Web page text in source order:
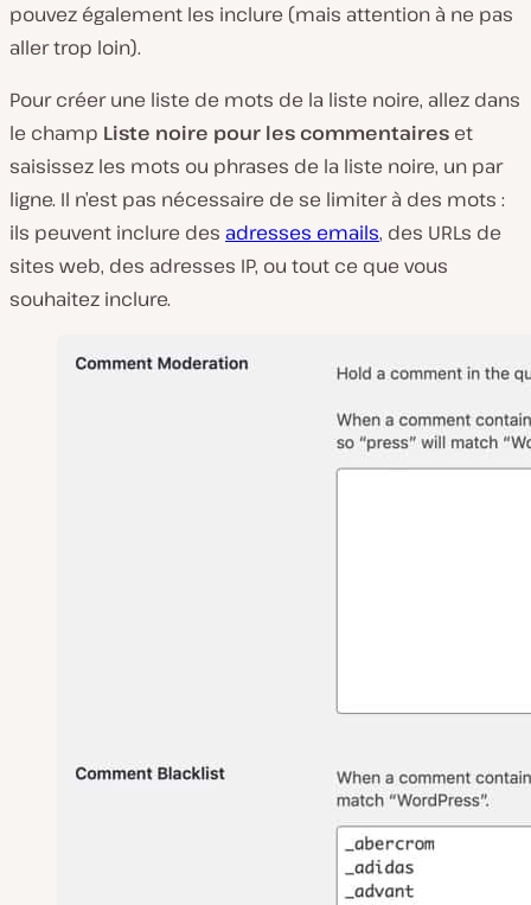
pouvez également les inclure (mais attention à ne pas
aller trop loin).
Pour créer une liste de mots de la liste noire, allez dans
le champ Liste noire pour les commentaires et
saisissez les mots ou phrases de la liste noire, un par
ligne. Il n’est pas nécessaire de se limiter à des mots :
ils peuvent inclure des adresses emails, des URLs de
sites web, des adresses IP, ou tout ce que vous
souhaitez inclure.